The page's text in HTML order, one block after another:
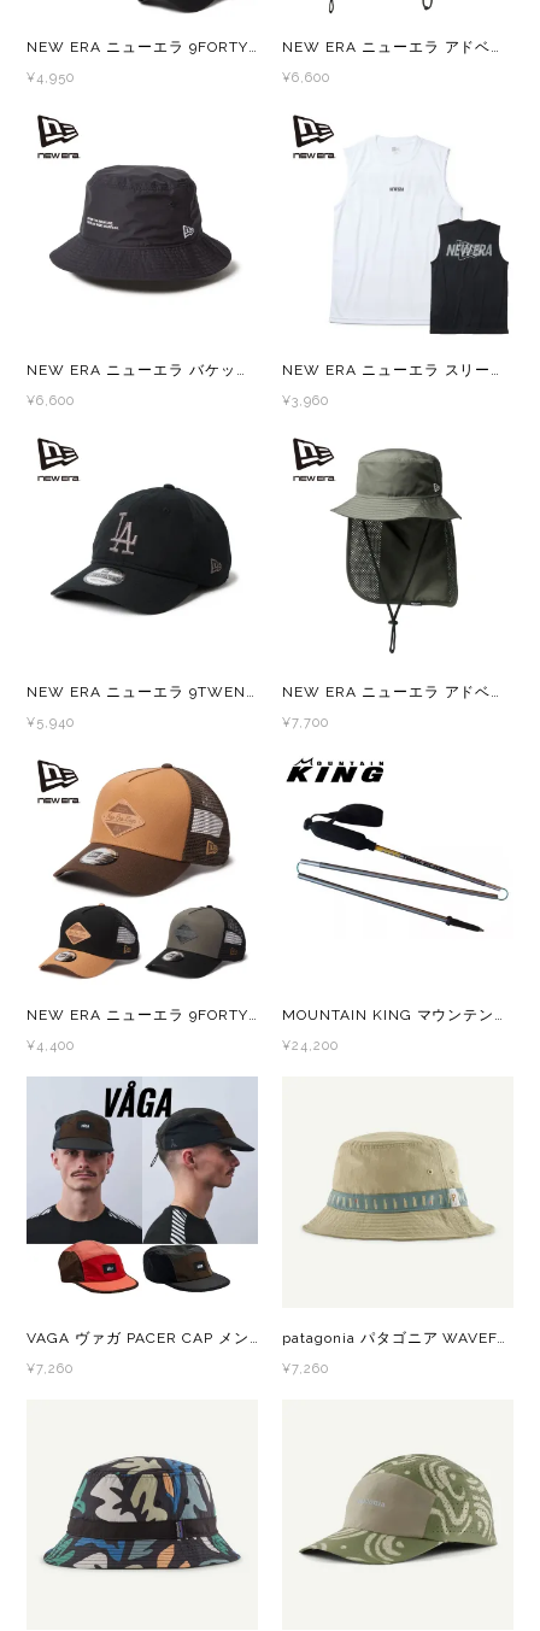
Lithe Apparel（ライテ アパレル）
LUNA SANDALS(ルナサンダル)
MARSQUEST(マーズクエスト)
MERRELL(メレル)
milestone(マイルストーン)
MOUNTAIN HARD WEAR(マウンテンハー
ドウェア)
MYSTERY RANCH (ミステリーランチ)
New Era(ニューエラ)
NNORMAL(ノーマル)
ODLO (オドロ )
OLENO(オレノ)
OMM(オリジナルマウンテンマラソン)
OOFOS (ウーフォス)
Outdoor Research (アウトドアリサーチ)
PaaGo WORKS(パーゴワークス)
patagonia(パタゴニア)
R×L(アールエル)
ranor(ラナー)
RAIDLIGHT(レイドライト)
NEW ERA ニューエラ 9FORTY A-Frame トラッカー ロサンゼルス・ドジャース MLB Embroidered Mesh
¥4,950
NEW ERA ニューエラ アドベンチャーライト サンシェード Tech Air Dot Air ベーシック
¥6,600
¥6,600 ¥3,960
NEW ERA ニューエラ 9TWENTY Tech Air ロサンゼルス・ドジャース
¥5,940
NEW ERA ニューエラ アドベンチャーライト サンシェード Utility Collection Tech Surf ベーシック
¥7,700
NEW ERA ニューエラ 9FORTY A-Frame トラッカー Duck Canvas
¥4,400
MOUNTAIN KING マウンテンキング TRAIL BLAZE 3 Section(トレイルブレイズ) GREY アルミ製トレッキングポール
¥24,200
¥7,260 ¥7,260